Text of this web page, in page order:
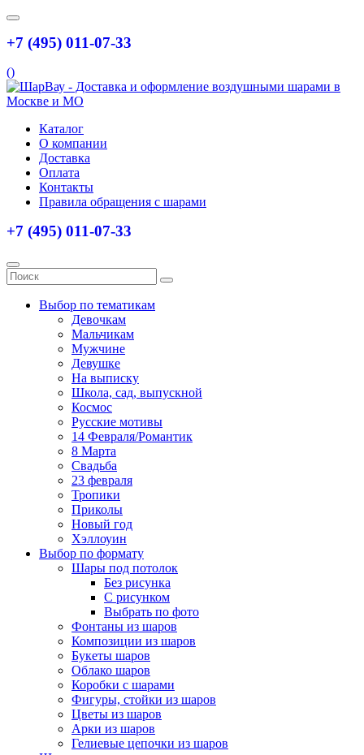
+7 (495) 011-07-33
()
Каталог
О компании
Доставка
Оплата
Контакты
Правила обращения с шарами
+7 (495) 011-07-33
Выбор по тематикам
Девочкам
Мальчикам
Мужчине
Девушке
На выписку
Школа, сад, выпускной
Космос
Русские мотивы
14 Февраля/Романтик
8 Марта
Свадьба
23 февраля
Тропики
Приколы
Новый год
Хэллоуин
Выбор по формату
Шары под потолок
Без рисунка
С рисунком
Выбрать по фото
Фонтаны из шаров
Композиции из шаров
Букеты шаров
Облако шаров
Коробки с шарами
Фигуры, стойки из шаров
Цветы из шаров
Арки из шаров
Гелиевые цепочки из шаров